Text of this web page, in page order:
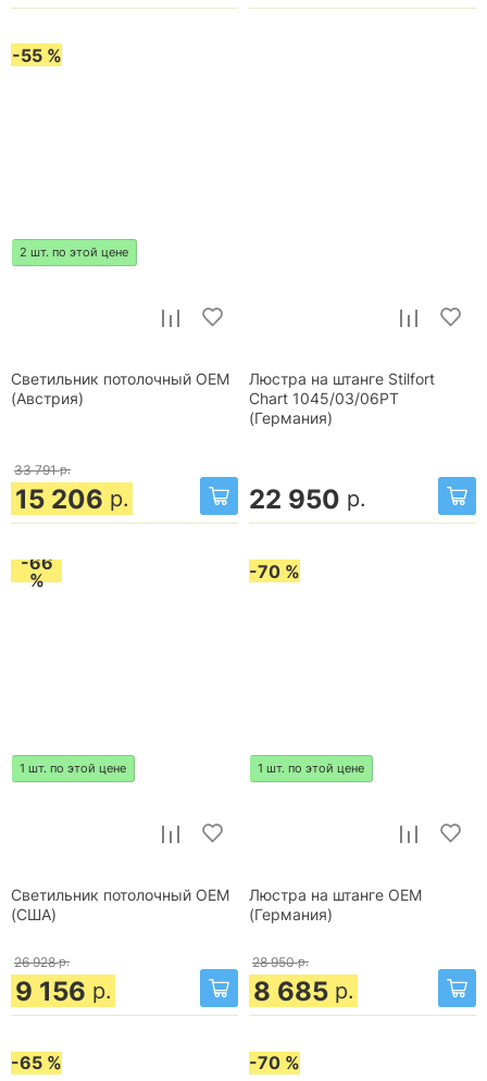
-55 %
2 шт. по этой цене
Светильник потолочный OEM
(Австрия)
33 791 р.
15 206 р.
Люстра на штанге Stilfort
Chart 1045/03/06PT
(Германия)
22 950 р.
-66
%
1 шт. по этой цене
Светильник потолочный OEM
(США)
26 928 р.
9 156 р.
-70 %
1 шт. по этой цене
Люстра на штанге OEM
(Германия)
28 950 р.
8 685 р.
-65 % -70 %